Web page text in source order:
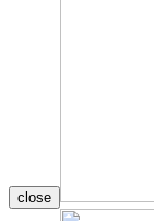
close